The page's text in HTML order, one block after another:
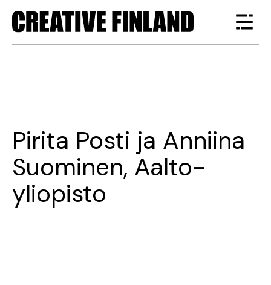
Pirita Posti ja Anniina
Suominen, Aalto-
yliopisto